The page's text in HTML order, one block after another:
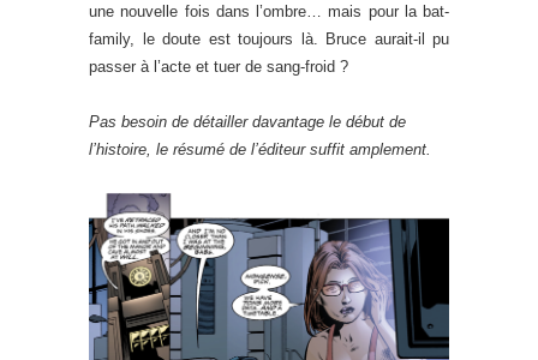
une nouvelle fois dans l’ombre… mais pour la bat-
family, le doute est toujours là. Bruce aurait-il pu
passer à l’acte et tuer de sang-froid ?
Pas besoin de détailler davantage le début de
l’histoire, le résumé de l’éditeur suffit amplement.